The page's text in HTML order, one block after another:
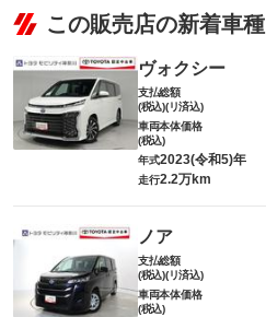
この販売店の新着車種
ヴォクシー
支払総額
(税込)(リ済込)
車両本体価格
(税込)
年式2023(令和5)年
走行2.2万km
ノア
支払総額
(税込)(リ済込)
車両本体価格
(税込)